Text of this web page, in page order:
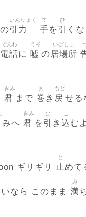
の引力
いんりょく
手
て
を引
ひ
く
電話
でんわ
に 嘘
うそ
の居場所
いばしょ
君
きみ
まで 巻
ま
き 戻
もど
せる
みへ 君
きみ
を引
ひ
き 込
こ
むよ
ギリギリ 止
と
めて
なら このまま 満
み